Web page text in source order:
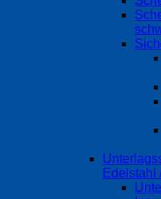
Edelstahl